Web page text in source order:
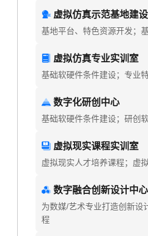
虚拟仿真示范基地建设
基地平台、特色资源开发；
虚拟仿真专业实训室
基础软硬件条件建设；专业
数字化研创中心
基础软硬件条件建设；研创
虚拟现实课程实训室
虚拟现实人才培养课程；虚
数字融合创新设计中心
为数媒/艺术专业打造创新设
程